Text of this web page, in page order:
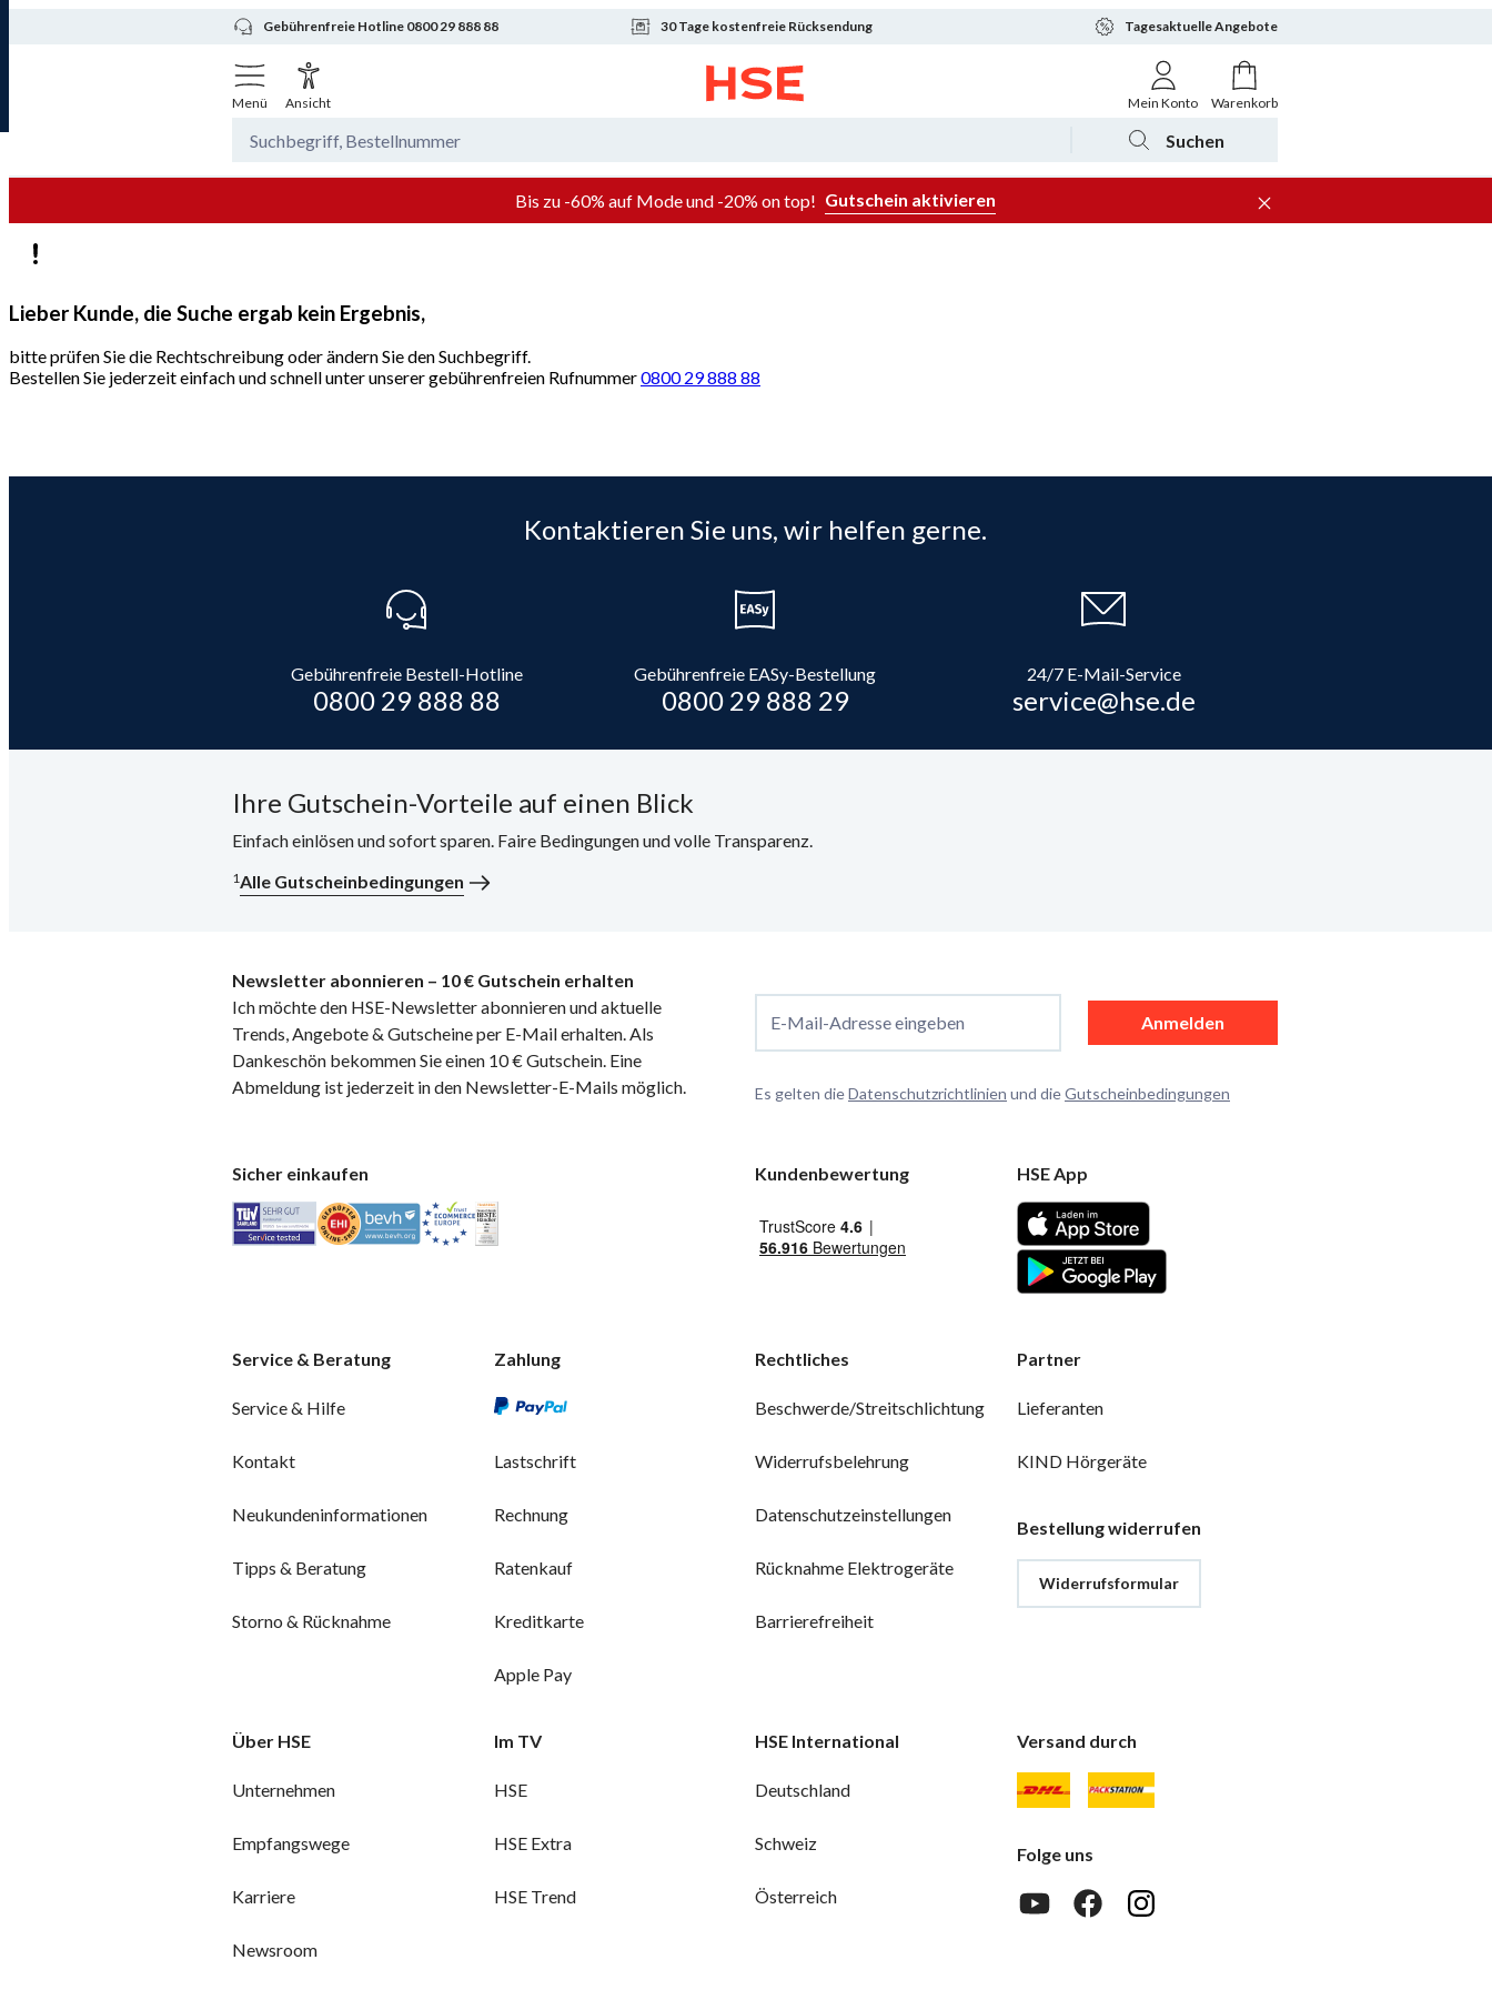
Gebührenfreie Hotline 0800 29 888 88 30 Tage kostenfreie Rücksendung Tagesaktuelle Angebote
Menü Ansicht Mein Konto Warenkorb
Suchen
Bis zu -60% auf Mode und -20% on top! Gutschein aktivieren
Lieber Kunde, die Suche ergab kein Ergebnis,
bitte prüfen Sie die Rechtschreibung oder ändern Sie den Suchbegriff.
Bestellen Sie jederzeit einfach und schnell unter unserer gebührenfreien Rufnummer0800 29 888 88
Kontaktieren Sie uns, wir helfen gerne.
Gebührenfreie Bestell-Hotline
0800 29 888 88
Gebührenfreie EASy-Bestellung
0800 29 888 29
24/7 E-Mail-Service
service@hse.de
Ihre Gutschein-Vorteile auf einen Blick
Einfach einlösen und sofort sparen. Faire Bedingungen und volle Transparenz.
1Alle Gutscheinbedingungen
Newsletter abonnieren – 10 € Gutschein erhalten
Ich möchte den HSE-Newsletter abonnieren und aktuelle
Trends, Angebote & Gutscheine per E-Mail erhalten. Als
Dankeschön bekommen Sie einen 10 € Gutschein. Eine
Abmeldung ist jederzeit in den Newsletter-E-Mails möglich.
E-Mail-Adresse eingeben Anmelden
Es gelten dieDatenschutzrichtlinien und dieGutscheinbedingungen
Sicher einkaufen Kundenbewertung HSE App
Service & Beratung
Service & Hilfe
Kontakt
Neukundeninformationen
Tipps & Beratung
Storno & Rücknahme
Zahlung
Lastschrift
Rechnung
Ratenkauf
Kreditkarte
Apple Pay
Rechtliches
Beschwerde/Streitschlichtung
Widerrufsbelehrung
Datenschutzeinstellungen
Rücknahme Elektrogeräte
Barrierefreiheit
Partner
Lieferanten
KIND Hörgeräte
Bestellung widerrufen
Widerrufsformular
Über HSE
Unternehmen
Empfangswege
Karriere
Newsroom
Im TV
HSE
HSE Extra
HSE Trend
HSE International
Deutschland
Schweiz
Österreich
Versand durch
Folge uns